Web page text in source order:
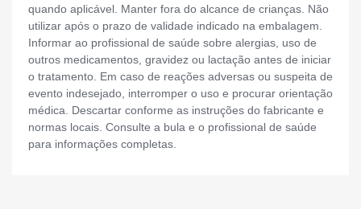
quando aplicável. Manter fora do alcance de crianças. Não
utilizar após o prazo de validade indicado na embalagem.
Informar ao profissional de saúde sobre alergias, uso de
outros medicamentos, gravidez ou lactação antes de iniciar
o tratamento. Em caso de reações adversas ou suspeita de
evento indesejado, interromper o uso e procurar orientação
médica. Descartar conforme as instruções do fabricante e
normas locais. Consulte a bula e o profissional de saúde
para informações completas.